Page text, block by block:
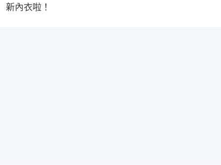
新內衣啦！